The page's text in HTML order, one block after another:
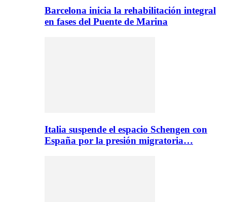
Barcelona inicia la rehabilitación integral
en fases del Puente de Marina
Italia suspende el espacio Schengen con
España por la presión migratoria…